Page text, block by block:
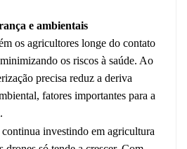
e ambientais
os agricultores longe do contato
os riscos à saúde. Ao
precisa reduz a deriva
fatores importantes para a
investindo em agricultura